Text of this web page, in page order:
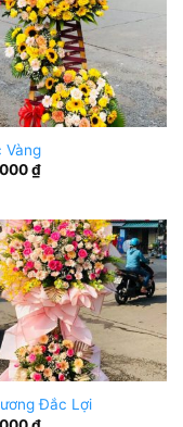
Vàng
₫
Đắc Lợi